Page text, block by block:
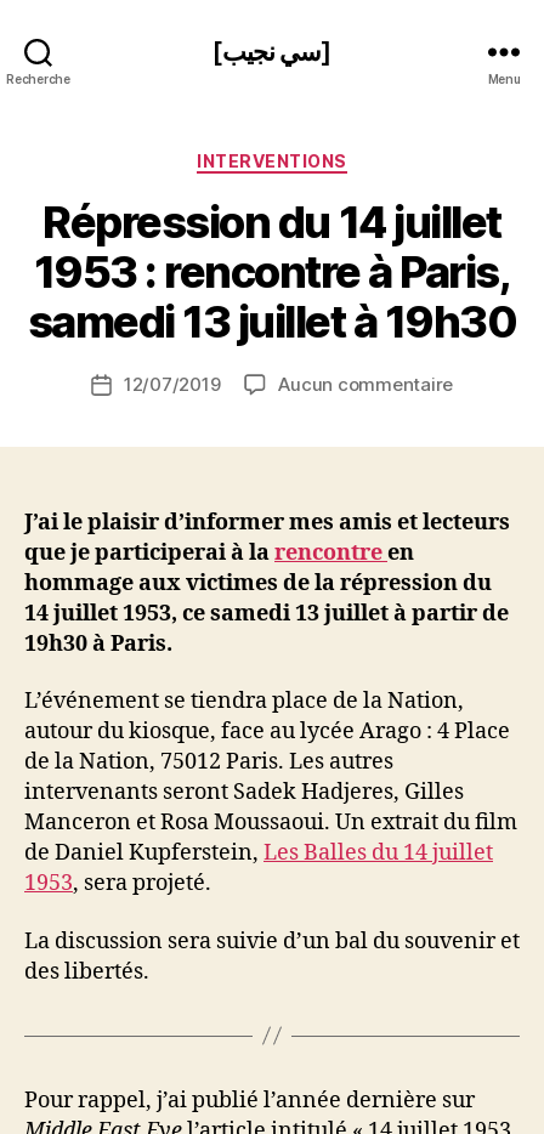
Recherche
[سي نجيب]
Menu
Catégories
INTERVENTIONS
Répression du 14 juillet
1953 : rencontre à Paris,
samedi 13 juillet à 19h30
de
a
S
N
Date12/07/2019 Aucun commentairesur
1953
rencontre
à
Paris,
juillet
à
J’ai le plaisir d’informer mes amis et lecteurs
que je participerai à larencontreen
hommage aux victimes de la répression du
14 juillet 1953, ce samedi 13 juillet à partir de
19h30 à Paris.
L’événement se tiendra place de la Nation,
autour du kiosque, face au lycée Arago : 4 Place
de la Nation, 75012 Paris. Les autres
intervenants seront Sadek Hadjeres, Gilles
Manceron et Rosa Moussaoui. Un extrait du film
de Daniel Kupferstein, Les Balles du 14 juillet
1953, sera projeté.
La discussion sera suivie d’un bal du souvenir et
des libertés.
Pour rappel, j’ai publié l’année dernière sur